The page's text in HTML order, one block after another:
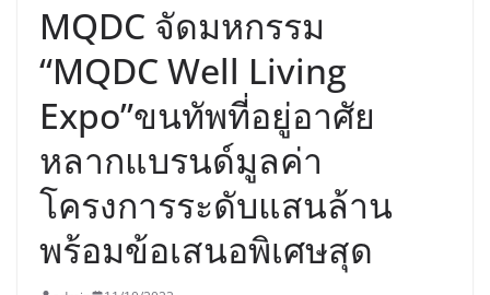
MQDC จัดมหกรรม
“MQDC Well Living
Expo”ขนทัพที่อยู่อาศัย
หลากแบรนด์มูลค่า
โครงการระดับแสนล้าน
พร้อมข้อเสนอพิเศษสุด